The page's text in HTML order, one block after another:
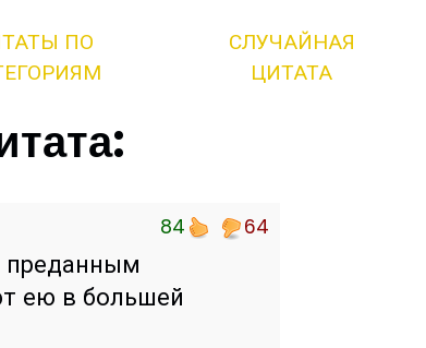
ПО
СЛУЧАЙНАЯ
ЦИТАТА
84 64
преданным
ею в большей